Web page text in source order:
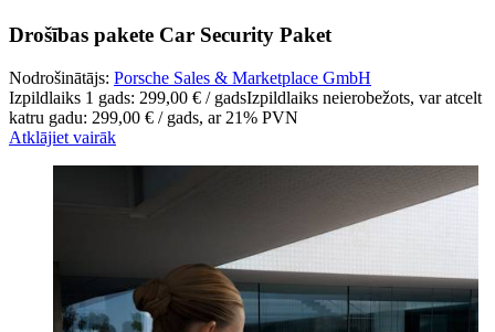
Drošības pakete Car Security Paket
Nodrošinātājs: Porsche Sales & Marketplace GmbH
Izpildlaiks 1 gads: 299,00 € / gadsIzpildlaiks neierobežots, var atcelt
katru gadu: 299,00 € / gads, ar 21% PVN
Atklājiet vairāk